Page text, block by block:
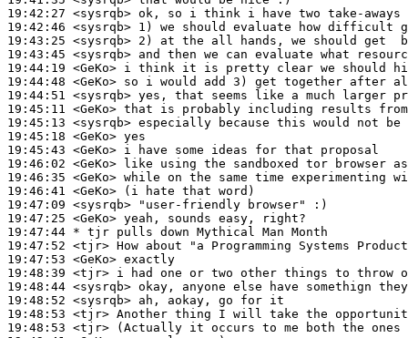
19:42:27 <sysrqb>
19:42:46 <sysrqb>
19:43:25 <sysrqb>
19:43:45 <sysrqb>
19:44:19 <GeKo>
19:44:48 <GeKo>
19:44:51 <sysrqb>
19:45:11 <GeKo>
19:45:13 <sysrqb>
19:45:18 <GeKo>
19:45:43 <GeKo>
19:46:02 <GeKo>
19:46:35 <GeKo>
19:46:41 <GeKo>
19:47:09 <sysrqb>
19:47:25 <GeKo>
19:47:44 * tjr pulls down Mythical Man Month
19:47:52 <tjr>
19:47:53 <GeKo>
19:48:39 <tjr>
19:48:44 <sysrqb>
19:48:52 <sysrqb>
19:48:53 <tjr>
19:48:53 <tjr>